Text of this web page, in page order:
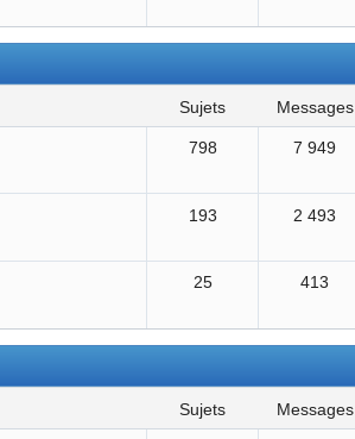
sujets messages
798 7 949
193 2 493
25 413
sujets messages